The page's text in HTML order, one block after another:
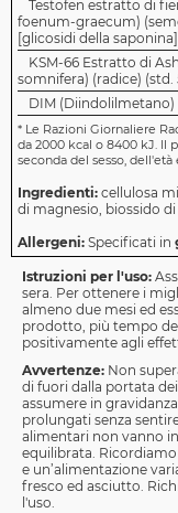
Testofen estratto di
foenum-graecum)
[glicosidi della
KSM-66 Estratto di
somnifera) (radice) (std.
DIM (Diindolilmetano)
* Le Razioni Giornaliere
da 2000 kcal o 8400 kJ. Il
seconda del sesso,
Ingredienti: cellulosa
di magnesio, biossido
Allergeni: Specificati in
Istruzioni per l'uso:
sera. Per ottenere i
almeno due mesi ed
prodotto, più tempo
positivamente agli
Avvertenze: Non
di fuori dalla portata
assumere in
prolungati senza
alimentari non vanno
equilibrata.
e un’alimentazione
fresco ed asciutto.
l'uso.